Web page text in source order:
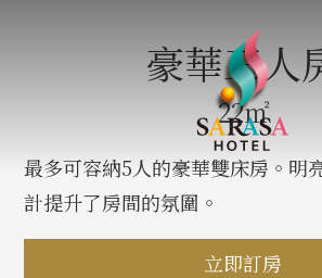
豪華三人
22㎡
最多可容納5人的豪華雙床房。明
計提升了房間的氛圍。
立即訂房